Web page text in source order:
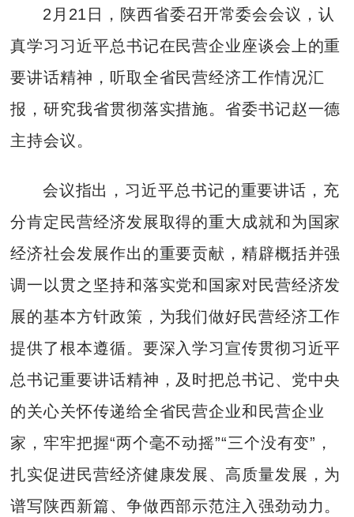
2月21日，陕西省委召开常委会会议，认
真学习习近平总书记在民营企业座谈会上的重
要讲话精神，听取全省民营经济工作情况汇
报，研究我省贯彻落实措施。省委书记赵一德
主持会议。
会议指出，习近平总书记的重要讲话，充
分肯定民营经济发展取得的重大成就和为国家
经济社会发展作出的重要贡献，精辟概括并强
调一以贯之坚持和落实党和国家对民营经济发
展的基本方针政策，为我们做好民营经济工作
提供了根本遵循。要深入学习宣传贯彻习近平
总书记重要讲话精神，及时把总书记、党中央
的关心关怀传递给全省民营企业和民营企业
家，牢牢把握“两个毫不动摇”“三个没有变”，
扎实促进民营经济健康发展、高质量发展，为
谱写陕西新篇、争做西部示范注入强劲动力。